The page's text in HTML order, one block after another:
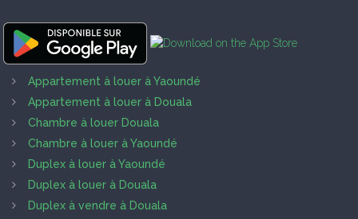
Appartement à louer à Yaoundé
Appartement à louer à Douala
Chambre à louer Douala
Chambre à louer à Yaoundé
Duplex à louer à Yaoundé
Duplex à louer à Douala
Duplex à vendre à Douala